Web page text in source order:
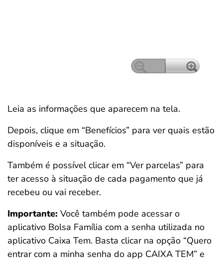
Leia as informações que aparecem na tela.
Depois, clique em “Benefícios” para ver quais estão
disponíveis e a situação.
Também é possível clicar em “Ver parcelas” para
ter acesso à situação de cada pagamento que já
recebeu ou vai receber.
Importante: Você também pode acessar o
aplicativo Bolsa Família com a senha utilizada no
aplicativo Caixa Tem. Basta clicar na opção “Quero
entrar com a minha senha do app CAIXA TEM” e